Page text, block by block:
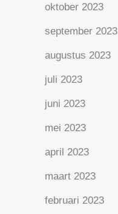
oktober 2023
september 2023
augustus 2023
juli 2023
juni 2023
mei 2023
april 2023
maart 2023
februari 2023